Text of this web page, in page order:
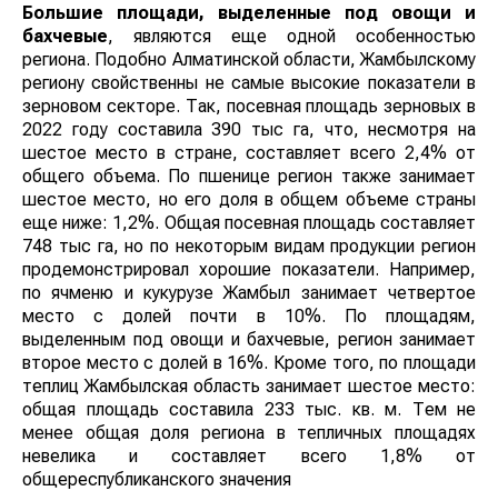
Большие площади, выделенные под овощи и
бахчевые, являются еще одной особенностью
региона. Подобно Алматинской области, Жамбылскому
региону свойственны не самые высокие показатели в
зерновом секторе. Так, посевная площадь зерновых в
2022 году составила 390 тыс га, что, несмотря на
шестое место в стране, составляет всего 2,4% от
общего объема. По пшенице регион также занимает
шестое место, но его доля в общем объеме страны
еще ниже: 1,2%. Общая посевная площадь составляет
748 тыс га, но по некоторым видам продукции регион
продемонстрировал хорошие показатели. Например,
по ячменю и кукурузе Жамбыл занимает четвертое
место с долей почти в 10%. По площадям,
выделенным под овощи и бахчевые, регион занимает
второе место с долей в 16%. Кроме того, по площади
теплиц Жамбылская область занимает шестое место:
общая площадь составила 233 тыс. кв. м. Тем не
менее общая доля региона в тепличных площадях
невелика и составляет всего 1,8% от
общереспубликанского значения